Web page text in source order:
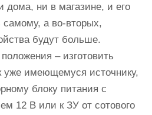
дома, ни в магазине, и его
самому, а во-вторых,
будут больше.
– изготовить
уже имеющемуся источнику,
блоку питания с
12 В или к ЗУ от сотового